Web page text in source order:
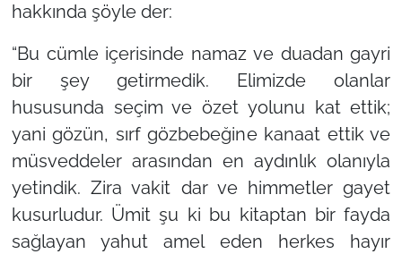
hakkında şöyle der:
“Bu cümle içerisinde namaz ve duadan gayri
bir şey getirmedik. Elimizde olanlar
hususunda seçim ve özet yolunu kat ettik;
yani gözün, sırf gözbebeğine kanaat ettik ve
müsveddeler arasından en aydınlık olanıyla
yetindik. Zira vakit dar ve himmetler gayet
kusurludur. Ümit şu ki bu kitaptan bir fayda
sağlayan yahut amel eden herkes hayır